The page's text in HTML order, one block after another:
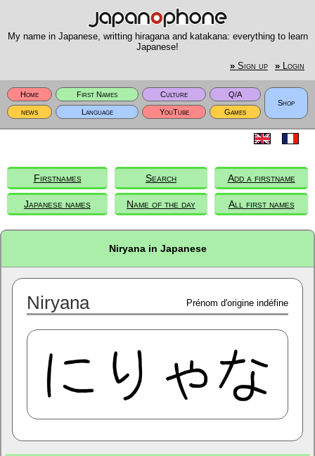
My name in Japanese, writting hiragana and katakana: everything to learn
Japanese!
» Sign up » Login
Home First Names Culture
Q/A
Shop
news
Language YouTube Games
Firstnames Search Add a firstname
Japanese names Name of the day All first names
Niryana in Japanese
Niryana Prénom d'origine indéfine